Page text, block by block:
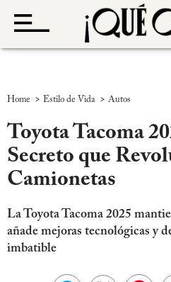
Home > Estilo de Vida > Autos
Toyota Tacoma
Secreto que
Camionetas
La Toyota Tacoma 2025
añade mejoras tecnológicas y
imbatible